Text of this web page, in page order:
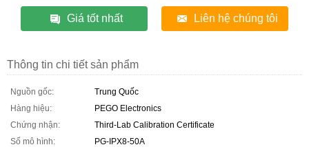
Giá tốt nhất Liên hệ chúng tôi
Thông tin chi tiết sản phẩm
Nguồn gốc:
Trung Quốc
Hàng hiệu:
PEGO Electronics
Chứng nhận:
Third-Lab Calibration Certificate
Số mô hình:
PG-IPX8-50A